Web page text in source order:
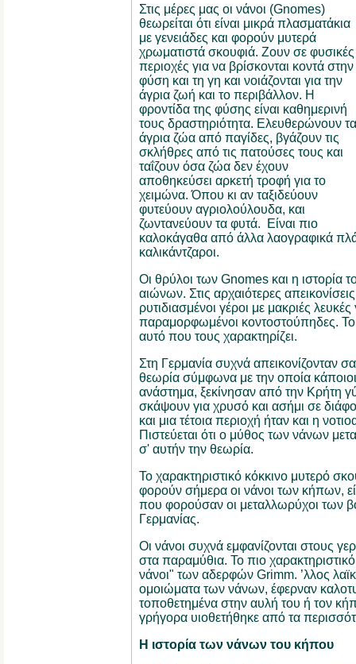
Στις μέρες μας οι νάνοι (Gnomes)
θεωρείται ότι είναι μικρά πλασματάκια
με γενειάδες και φορούν μυτερά
χρωματιστά σκουφιά. Ζουν σε φυσικές
περιοχές για να βρίσκονται κοντά στην
φύση και τη γη και νοιάζονται για την
άγρια ζωή και το περιβάλλον. Η
φροντίδα της φύσης είναι καθημερινή
τους δραστηριότητα. Ελευθερώνουν τα
άγρια ζώα από παγίδες, βγάζουν τις
σκλήθρες από τις πατούσες τους και
ταΐζουν όσα ζώα δεν έχουν
αποθηκεύσει αρκετή τροφή για το
χειμώνα. Όπου κι αν ταξιδεύουν
φυτεύουν αγριολούλουδα, και
ζωντανεύουν τα φυτά. Είναι πιο
καλοκάγαθα από άλλα λαογραφικά
καλικάντζαροι.
Οι θρύλοι των Gnomes και η ιστορία
αιώνων. Στις αρχαιότερες
ρυτιδιασμένοι γέροι με μακριές
παραμορφωμένοι κοντοστούπηδες. Το
αυτό που τους χαρακτηρίζει.
Στη Γερμανία συχνά απεικονίζονταν
θεωρία σύμφωνα με την οποία
ανάστημα, ξεκίνησαν από την Κρήτη
σκάψουν για χρυσό και ασήμι σε
και μια τέτοια περιοχή ήταν και η
Πιστεύεται ότι ο μύθος των νάνων
σ' αυτήν την θεωρία.
Το χαρακτηριστικό κόκκινο μυτερό
φορούν σήμερα οι νάνοι των κήπων,
που φορούσαν οι μεταλλωρύχοι των
Γερμανίας.
Οι νάνοι συχνά εμφανίζονται στους
στα παραμύθια. Το πιο χαρακτηριστικό
νάνοι" των αδερφών Grimm. ’λλος
ομοιώματα των νάνων, έφερναν
τοποθετημένα στην αυλή του ή τον
γρήγορα υιοθετήθηκε από τα
Η ιστορία των νάνων του κήπου